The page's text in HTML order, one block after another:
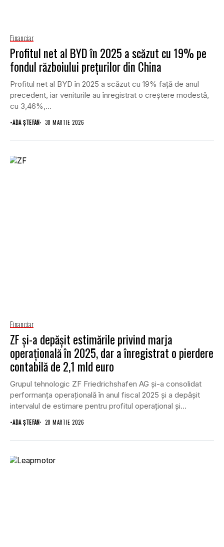
Financiar
Profitul net al BYD în 2025 a scăzut cu 19% pe
fondul războiului prețurilor din China
Profitul net al BYD în 2025 a scăzut cu 19% față de anul
precedent, iar veniturile au înregistrat o creștere modestă,
cu 3,46%,...
•ADA ȘTEFAN 30 MARTIE 2026
Financiar
ZF și-a depășit estimările privind marja
operațională în 2025, dar a înregistrat o pierdere
contabilă de 2,1 mld euro
Grupul tehnologic ZF Friedrichshafen AG și-a consolidat
performanța operațională în anul fiscal 2025 și a depășit
intervalul de estimare pentru profitul operațional și...
•ADA ȘTEFAN 20 MARTIE 2026